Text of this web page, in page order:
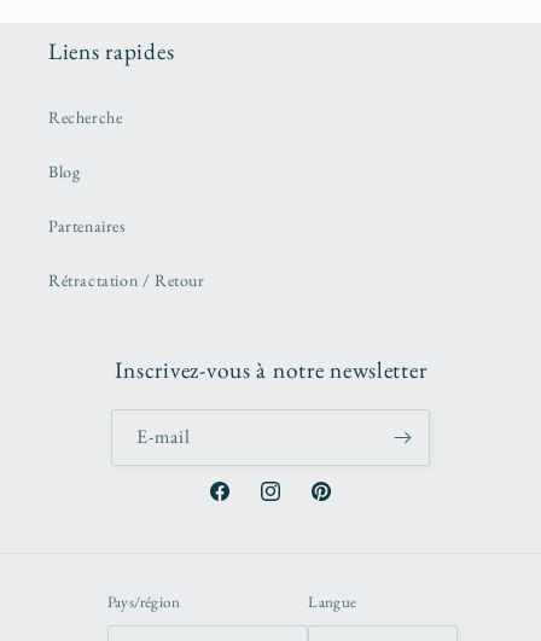
Liens rapides
Recherche
Blog
Partenaires
Rétractation / Retour
Inscrivez-vous à notre newsletter
E-mail
FacebookInstagramPinterest
Pays/région Langue